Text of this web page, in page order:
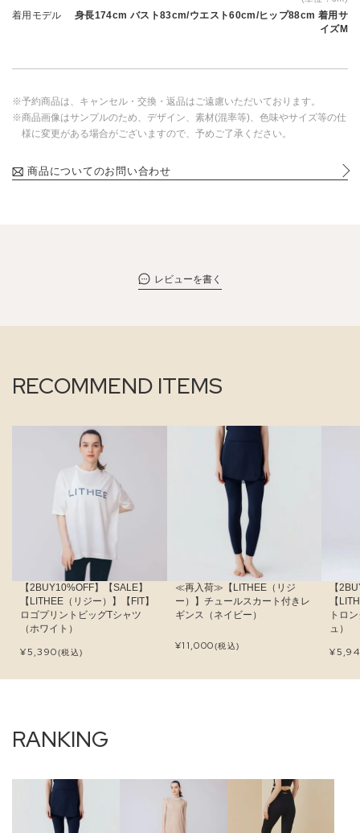
着用モデル
身長174cm バスト83cm/ウエスト60cm/ヒップ88cm 着用サ
イズM
※予約商品は、キャンセル・交換・返品はご遠慮いただいております。
※商品画像はサンプルのため、デザイン、素材(混率等)、色味やサイズ等の仕
様に変更がある場合がございますので、予めご了承ください。
商品についてのお問い合わせ
レビューを書く
RECOMMEND ITEMS
【2BUY10%OFF】【SALE】
【LITHEE（リジー）】【FIT】
ロゴプリントビッグTシャツ
（ホワイト）
¥5,390(税込)
≪再入荷≫【LITHEE（リジ
ー）】チュールスカート付きレ
ギンス（ネイビー）
¥11,000(税込)
【
【
トロ
ュ）
¥